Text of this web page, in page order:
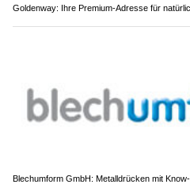
Goldenway: Ihre Premium-Adresse für
Blechumform GmbH: Metalldrücken mit